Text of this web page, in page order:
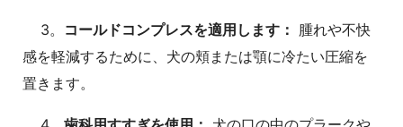
3。 コールドコンプレスを適用します： 腫れや不快
感を軽減するために、犬の頬または顎に冷たい圧縮を
置きます。